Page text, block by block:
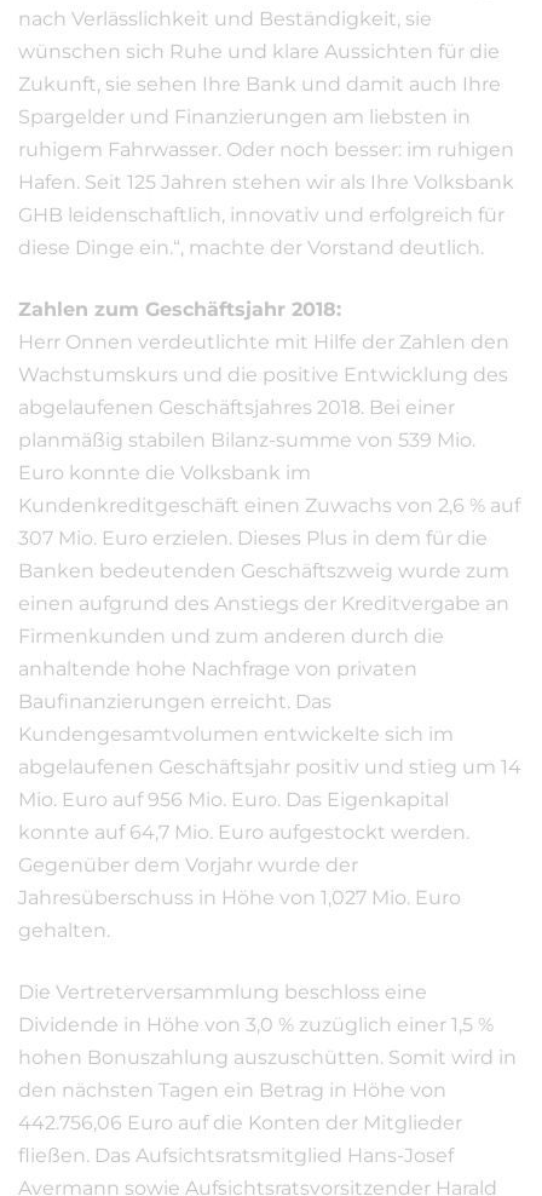
nach Verlässlichkeit und Beständigkeit, sie
wünschen sich Ruhe und klare Aussichten für die
Zukunft, sie sehen Ihre Bank und damit auch Ihre
Spargelder und Finanzierungen am liebsten in
ruhigem Fahrwasser. Oder noch besser: im ruhigen
Hafen. Seit 125 Jahren stehen wir als Ihre Volksbank
GHB leidenschaftlich, innovativ und erfolgreich für
diese Dinge ein.“, machte der Vorstand deutlich.
Zahlen zum Geschäftsjahr 2018:
Herr Onnen verdeutlichte mit Hilfe der Zahlen den
Wachstumskurs und die positive Entwicklung des
abgelaufenen Geschäftsjahres 2018. Bei einer
planmäßig stabilen Bilanz-summe von 539 Mio.
Euro konnte die Volksbank im
Kundenkreditgeschäft einen Zuwachs von 2,6 % auf
307 Mio. Euro erzielen. Dieses Plus in dem für die
Banken bedeutenden Geschäftszweig wurde zum
einen aufgrund des Anstiegs der Kreditvergabe an
Firmenkunden und zum anderen durch die
anhaltende hohe Nachfrage von privaten
Baufinanzierungen erreicht. Das
Kundengesamtvolumen entwickelte sich im
abgelaufenen Geschäftsjahr positiv und stieg um 14
Mio. Euro auf 956 Mio. Euro. Das Eigenkapital
konnte auf 64,7 Mio. Euro aufgestockt werden.
Gegenüber dem Vorjahr wurde der
Jahresüberschuss in Höhe von 1,027 Mio. Euro
gehalten.
Die Vertreterversammlung beschloss eine
Dividende in Höhe von 3,0 % zuzüglich einer 1,5 %
hohen Bonuszahlung auszuschütten. Somit wird in
den nächsten Tagen ein Betrag in Höhe von
442.756,06 Euro auf die Konten der Mitglieder
fließen. Das Aufsichtsratsmitglied Hans-Josef
Avermann sowie Aufsichtsratsvorsitzender Harald